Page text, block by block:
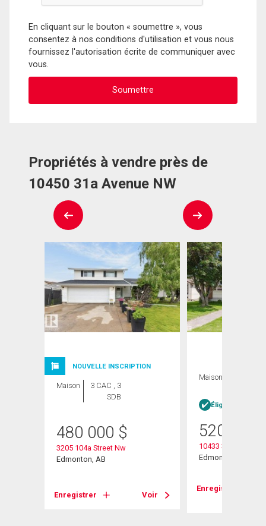
En cliquant sur le bouton « soumettre », vous
consentez à nos conditions d'utilisation et vous nous
fournissez l'autorisation écrite de communiquer avec
vous.
Propriétés à vendre près de
10450 31a Avenue NW
NOUVELLE INSCRIPTION
Maison
3 CAC , 3
SDB
480 000 $
3205 104a Street Nw
Edmonton, AB
Enregistrer Voir
Maison
Éligible Louer
520 000
10433 32a Avenue
Edmonton, AB
Enregistrer